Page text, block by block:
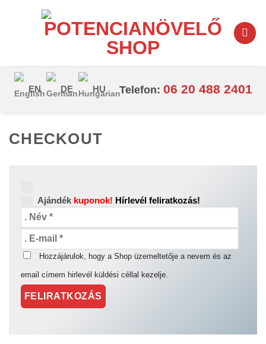
EN DE HU Telefon: 06 20 488 2401
CHECKOUT
Ajándék kuponok! Hírlevél feliratkozás!
Hozzájárulok, hogy a Shop üzemeltetője a nevem és az
email címem hirlevél küldési céllal kezelje.